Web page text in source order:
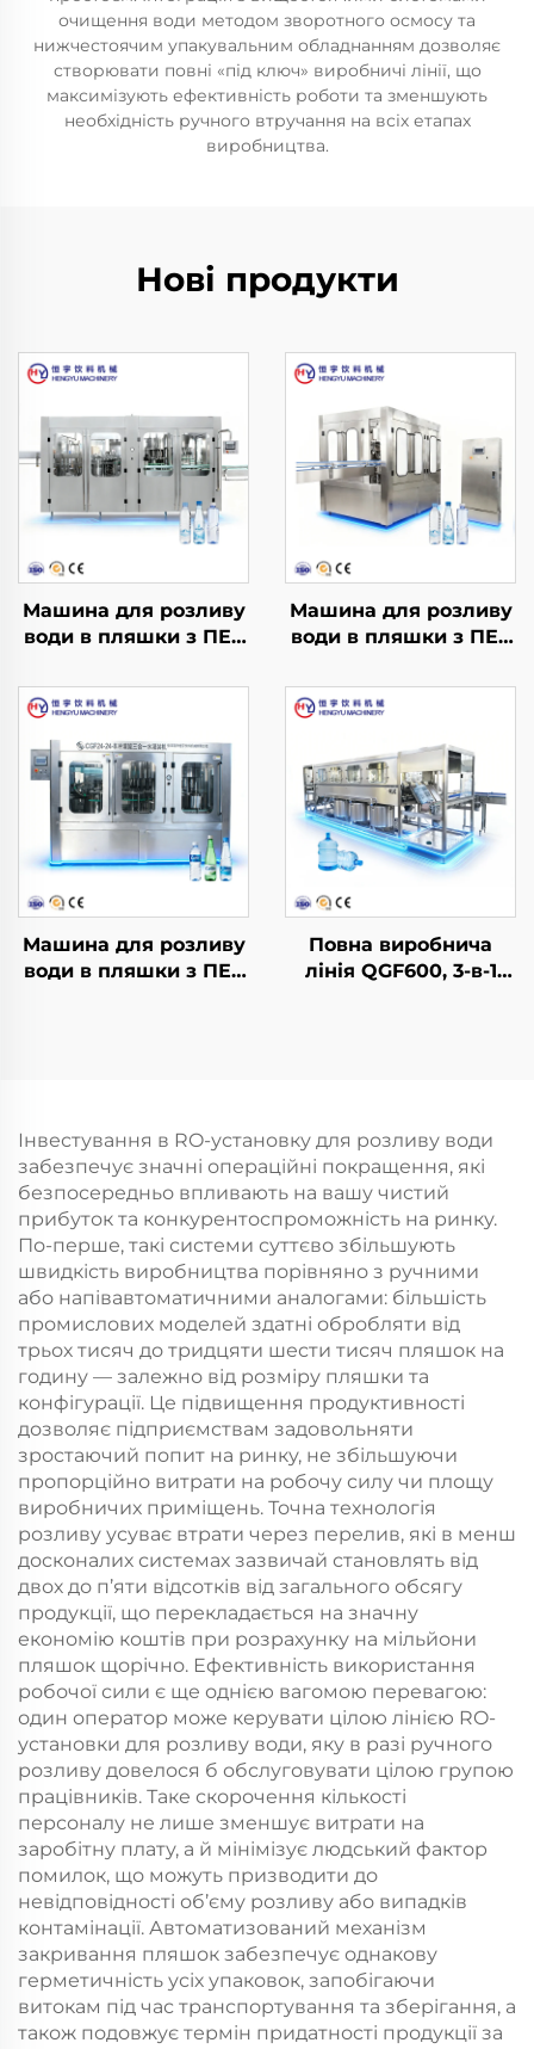
очищення води методом зворотного осмосу та
нижчестоячим упакувальним обладнанням дозволяє
створювати повні «під ключ» виробничі лінії, що
максимізують ефективність роботи та зменшують
необхідність ручного втручання на всіх етапах
виробництва.
Нові продукти
Машина для розливу
води в пляшки з ПЕТ
Машина для розливу
води в пляшки з ПЕТ
Машина для розливу
води в пляшки з ПЕТ
Повна виробнича
лінія QGF600, 3-в-1
Інвестування в RO-установку для розливу води
забезпечує значні операційні покращення, які
безпосередньо впливають на вашу чистий
прибуток та конкурентоспроможність на ринку.
По-перше, такі системи суттєво збільшують
швидкість виробництва порівняно з ручними
або напівавтоматичними аналогами: більшість
промислових моделей здатні обробляти від
трьох тисяч до тридцяти шести тисяч пляшок на
годину — залежно від розміру пляшки та
конфігурації. Це підвищення продуктивності
дозволяє підприємствам задовольняти
зростаючий попит на ринку, не збільшуючи
пропорційно витрати на робочу силу чи площу
виробничих приміщень. Точна технологія
розливу усуває втрати через перелив, які в менш
досконалих системах зазвичай становлять від
двох до п’яти відсотків від загального обсягу
продукції, що перекладається на значну
економію коштів при розрахунку на мільйони
пляшок щорічно. Ефективність використання
робочої сили є ще однією вагомою перевагою:
один оператор може керувати цілою лінією RO-
установки для розливу води, яку в разі ручного
розливу довелося б обслуговувати цілою групою
працівників. Таке скорочення кількості
персоналу не лише зменшує витрати на
заробітну плату, а й мінімізує людський фактор
помилок, що можуть призводити до
невідповідності об’єму розливу або випадків
контамінації. Автоматизований механізм
закривання пляшок забезпечує однакову
герметичність усіх упаковок, запобігаючи
витокам під час транспортування та зберігання, а
також подовжує термін придатності продукції за